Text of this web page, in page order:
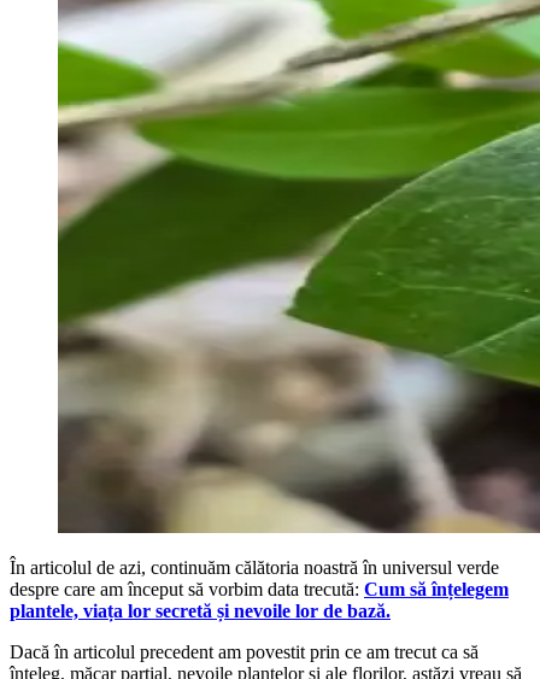
În articolul de azi, continuăm călătoria noastră în universul verde
despre care am început să vorbim data trecută: Cum să înțelegem
plantele, viața lor secretă și nevoile lor de bază.
Dacă în articolul precedent am povestit prin ce am trecut ca să
înțeleg, măcar parțial, nevoile plantelor și ale florilor, astăzi vreau să